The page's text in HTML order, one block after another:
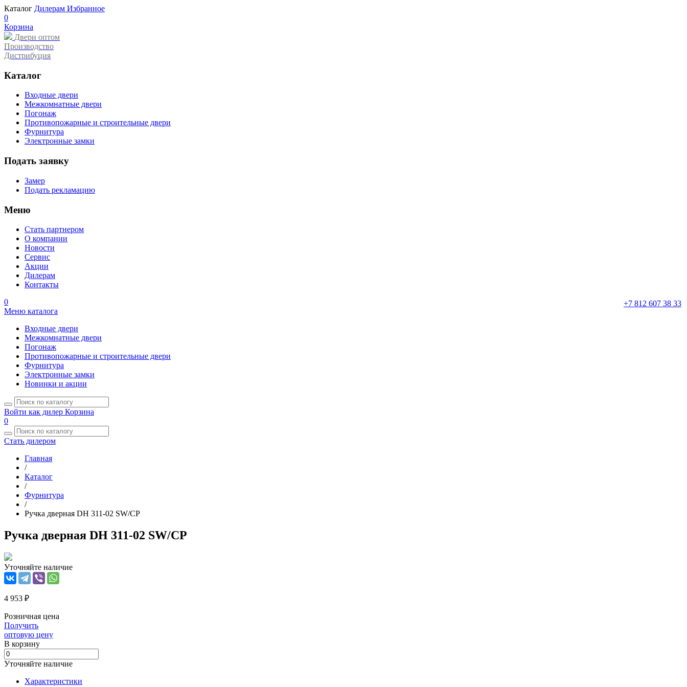
Каталог Дилерам Избранное
0
Корзина
Двери оптом
Производство
Дистрибуция
Каталог
Входные двери
Межкомнатные двери
Погонаж
Противопожарные и строительные двери
Фурнитура
Электронные замки
Подать заявку
Замер
Подать рекламацию
Меню
Стать партнером
О компании
Новости
Сервис
Акции
Дилерам
Контакты
+7 812 607 38 33
0
Меню каталога
Входные двери
Межкомнатные двери
Погонаж
Противопожарные и строительные двери
Фурнитура
Электронные замки
Новинки и акции
Войти как дилер Корзина
0
Стать дилером
Главная
/
Каталог
/
Фурнитура
/
Ручка дверная DH 311-02 SW/CP
Ручка дверная DH 311-02 SW/CP
Уточняйте наличие
4 953 ₽
Розничная цена
Получить
оптовую цену
В корзинy
Уточняйте наличие
Характеристики